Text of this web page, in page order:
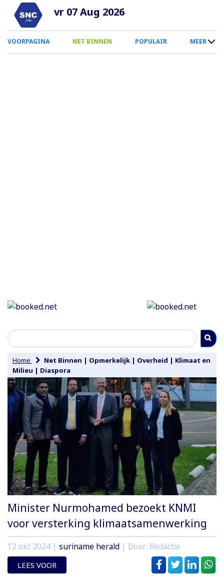
Overslaan
naar
inhoud
vr 07 Aug 2026
0
Smartphone
VOORPAGINA NET BINNEN POPULAIR MEER
Home Net Binnen | Opmerkelijk | Overheid | Klimaat en
Milieu | Diaspora
Minister Nurmohamed bezoekt KNMI
voor versterking klimaatsamenwerking
12 okt 2024 | suriname herald | Door: Redactie
LEES VOOR